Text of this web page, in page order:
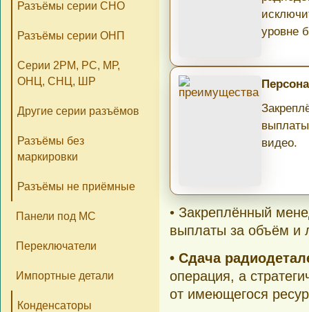
уровне
видео.
• Закреплённый
выплаты за объём и
• Сдача
операция, а
от имеющегося
Разъёмы серии СНО
Разъёмы серии ОНП
Серии 2РМ, РС, МР,
ОНЦ, СНЦ, ШР
Другие серии разъёмов
Разъёмы без
маркировки
Разъёмы не приёмные
Панели под МС
Переключатели
Импортные детали
Конденсаторы